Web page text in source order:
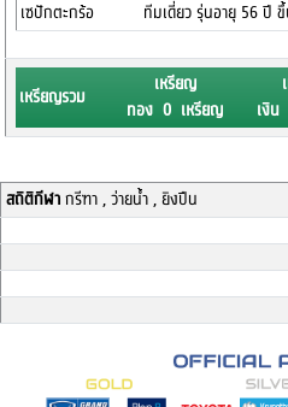
เซปักตะกร้อ ทีมเดี่ยว รุ่นอายุ 56 ปี
เหรียญรวม
เหรียญ
ทอง 0 เหรียญ
เงิ
สถิติกีฬากรีฑา , ว่ายน้ำ , ยิงปืน